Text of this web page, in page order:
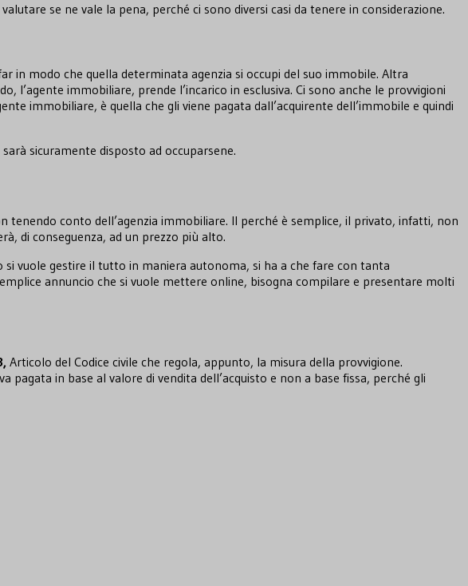
se ne vale la pena, perché ci sono diversi casi da tenere in considerazione.
in modo che quella determinata agenzia si occupi del suo immobile. Altra
l’agente immobiliare, prende l’incarico in esclusiva. Ci sono anche le provvigioni
immobiliare, è quella che gli viene pagata dall’acquirente dell’immobile e quindi
sicuramente disposto ad occuparsene.
tenendo conto dell’agenzia immobiliare. Il perché è semplice, il privato, infatti, non
di conseguenza, ad un prezzo più alto.
vuole gestire il tutto in maniera autonoma, si ha a che fare con tanta
annuncio che si vuole mettere online, bisogna compilare e presentare molti
Articolo del Codice civile che regola, appunto, la misura della provvigione.
in base al valore di vendita dell’acquisto e non a base fissa, perché gli